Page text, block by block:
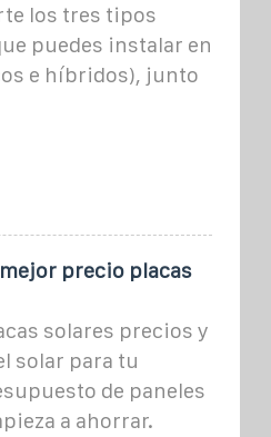
los tres tipos
puedes instalar en
e híbridos), junto
precio placas
solares precios y
solar para tu
de paneles
a ahorrar.